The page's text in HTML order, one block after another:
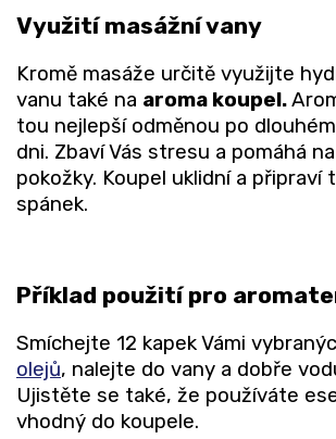
Využití masážní vany
Kromě masáže určitě využijte
vanu také na aroma koupel.
tou nejlepší odměnou po
dni. Zbaví Vás stresu a pomáhá
pokožky. Koupel uklidní a připraví
spánek.
Příklad použití pro
Smíchejte 12 kapek Vámi
olejů, nalejte do vany a dobře
Ujistěte se také, že používáte
vhodný do koupele.